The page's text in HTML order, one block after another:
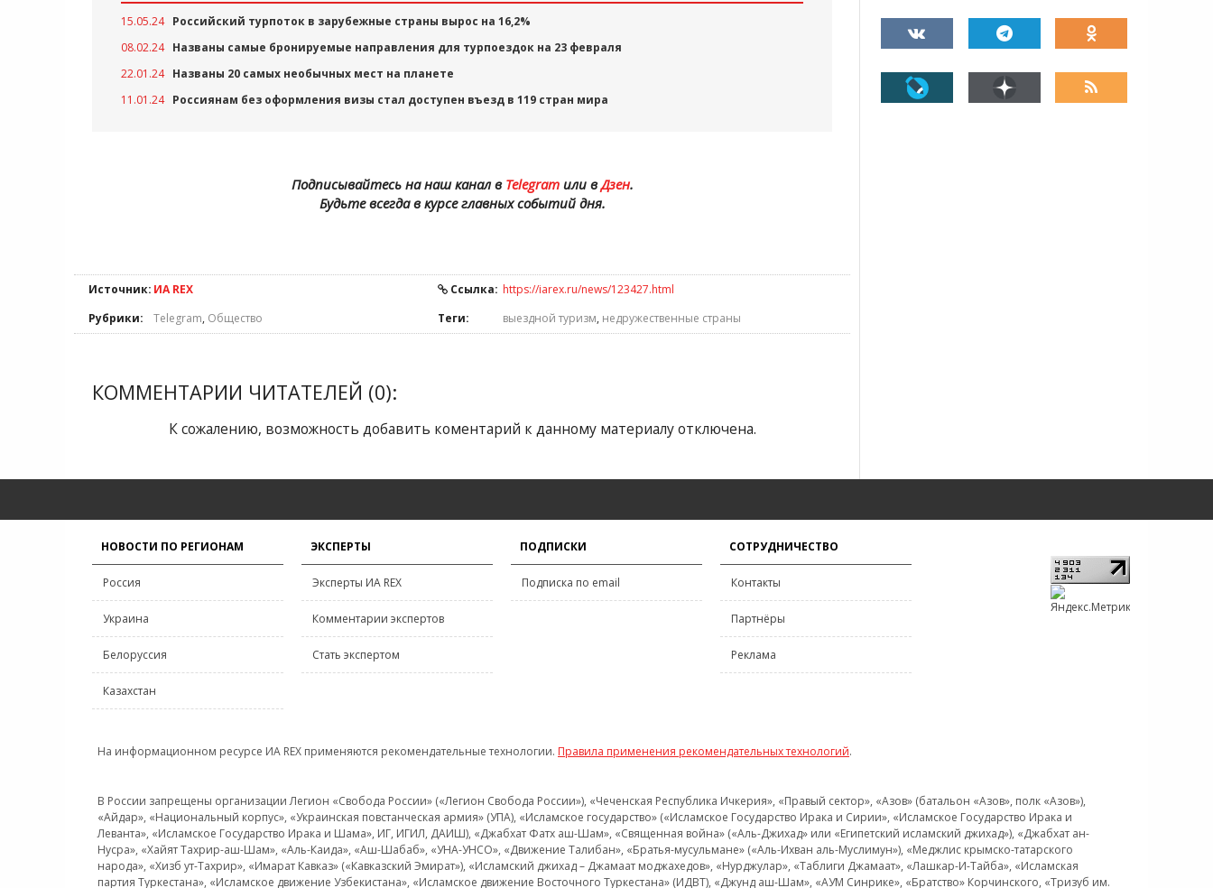
15.05.24 Российский турпоток в зарубежные страны вырос на 16,2%
08.02.24 Названы самые бронируемые направления для турпоездок на 23 февраля
22.01.24 Названы 20 самых необычных мест на планете
11.01.24 Россиянам без оформления визы стал доступен въезд в 119 стран мира
Подписывайтесь на наш канал в Telegramили вДзен.
Будьте всегда в курсе главных событий дня.
Источник: ИА REX Ссылка: https://iarex.ru/news/123427.html
Рубрики:
Telegram, Общество Теги: выездной туризм, недружественные страны
КОММЕНТАРИИ ЧИТАТЕЛЕЙ (0):
К сожалению, возможность добавить коментарий к данному материалу отключена.
НОВОСТИ ПО РЕГИОНАМ
Россия
Украина
Белоруссия
Казахстан
ЭКСПЕРТЫ
Эксперты ИА REX
Комментарии экспертов
Стать экспертом
ПОДПИСКИ
Подписка по email
СОТРУДНИЧЕСТВО
Контакты
Партнёры
Реклама
На информационном ресурсе ИА REX применяются рекомендательные технологии. Правила применения рекомендательных технологий.
В России запрещены организации Легион «Свобода России» («Легион Свобода России»), «Чеченская Республика Ичкерия», «Правый сектор», «Азов» (батальон «Азов», полк «Азов»),
«Айдар», «Национальный корпус», «Украинская повстанческая армия» (УПА), «Исламское государство» («Исламское Государство Ирака и Сирии», «Исламское Государство Ирака и
Леванта», «Исламское Государство Ирака и Шама», ИГ, ИГИЛ, ДАИШ), «Джабхат Фатх аш-Шам», «Священная война» («Аль-Джихад» или «Египетский исламский джихад»), «Джабхат ан-
Нусра», «Хайят Тахрир-аш-Шам», «Аль-Каида», «Аш-Шабаб», «УНА-УНСО», «Движение Талибан», «Братья-мусульмане» («Аль-Ихван аль-Муслимун»), «Меджлис крымско-татарского
народа», «Хизб ут-Тахрир», «Имарат Кавказ» («Кавказский Эмират»), «Исламский джихад – Джамаат моджахедов», «Нурджулар», «Таблиги Джамаат», «Лашкар-И-Тайба», «Исламская
партия Туркестана», «Исламское движение Узбекистана», «Исламское движение Восточного Туркестана» (ИДВТ), «Джунд аш-Шам», «АУМ Синрике», «Братство» Корчинского, «Тризуб им.